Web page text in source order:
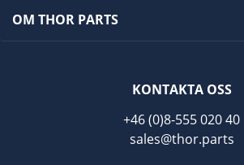
OM THOR PARTS
KONTAKTA OSS
+46 (0)8-555 020 40
sales@thor.parts